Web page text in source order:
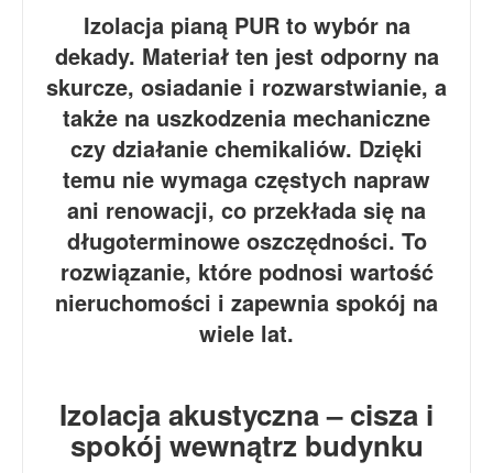
Izolacja pianą PUR to wybór na
dekady. Materiał ten jest odporny na
skurcze, osiadanie i rozwarstwianie, a
także na uszkodzenia mechaniczne
czy działanie chemikaliów. Dzięki
temu nie wymaga częstych napraw
ani renowacji, co przekłada się na
długoterminowe oszczędności. To
rozwiązanie, które podnosi wartość
nieruchomości i zapewnia spokój na
wiele lat.
Izolacja akustyczna – cisza i
spokój wewnątrz budynku